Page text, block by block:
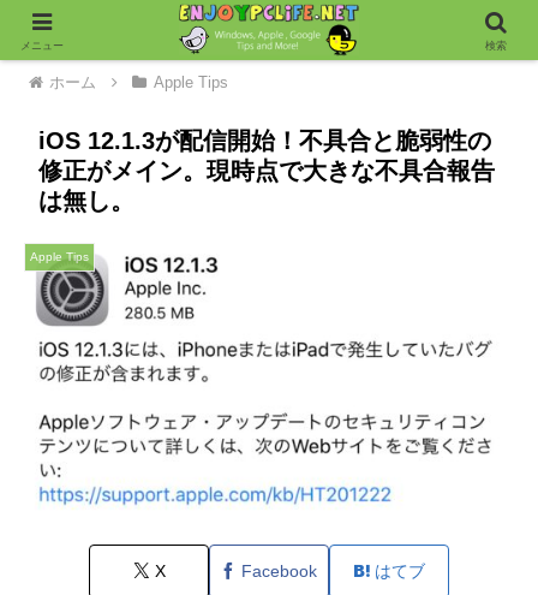
ホーム Apple Tips
iOS 12.1.3が配信開始！不具合と脆弱性の
修正がメイン。現時点で大きな不具合報告
は無し。
Apple Tips
X Facebook はてブ
メニュー 検索